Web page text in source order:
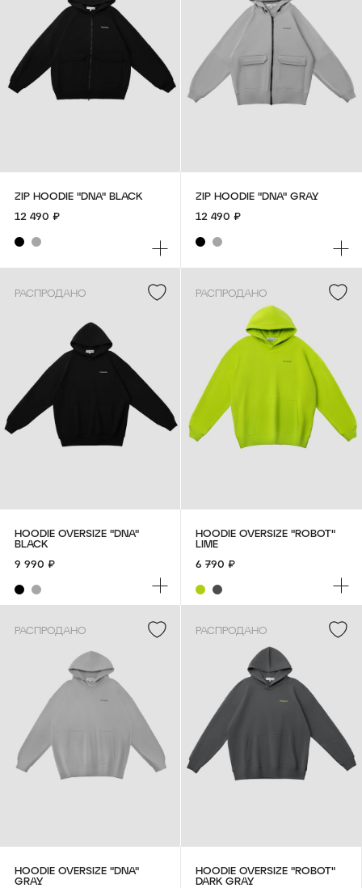
ZIP HOODIE "DNA" BLACK
12 490 ₽
ZIP HOODIE "DNA" GRAY
12 490 ₽
РАСПРОДАНО
HOODIE OVERSIZE "DNA"
BLACK
9 990 ₽
РАСПРОДАНО
HOODIE OVERSIZE "ROBOT"
LIME
6 790 ₽
РАСПРОДАНО
HOODIE OVERSIZE "DNA"
GRAY
РАСПРОДАНО
HOODIE OVERSIZE "ROBOT"
DARK GRAY